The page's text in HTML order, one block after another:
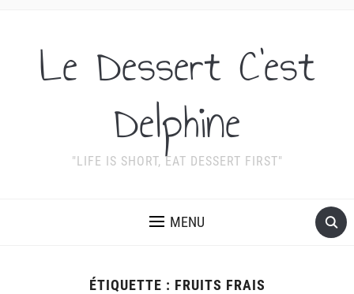
Le Dessert C'est
Delphine
"LIFE IS SHORT, EAT DESSERT FIRST"
MENU
ÉTIQUETTE : FRUITS FRAIS